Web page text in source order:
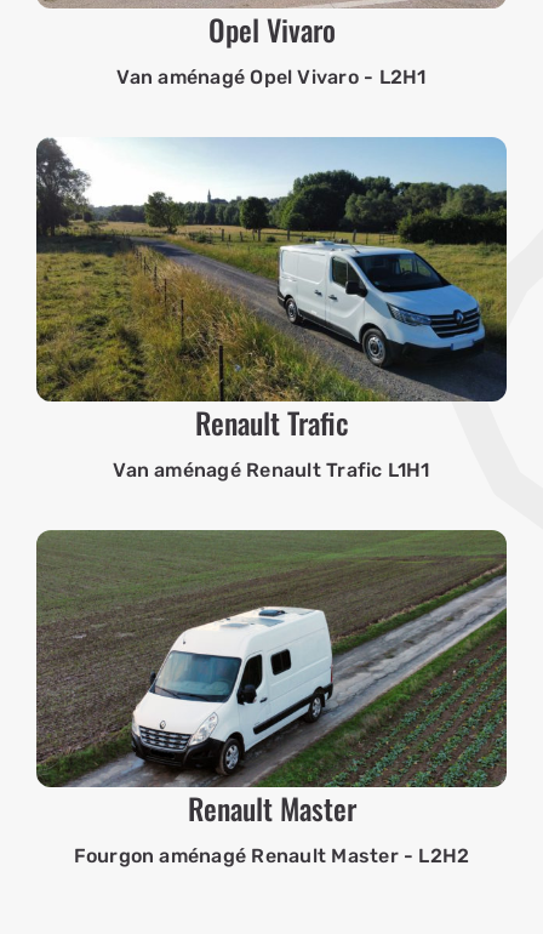
Opel Vivaro
Van aménagé Opel Vivaro - L2H1
Renault Trafic
Van aménagé Renault Trafic L1H1
Renault Master
Fourgon aménagé Renault Master - L2H2